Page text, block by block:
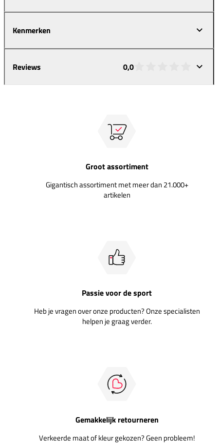
Kenmerken
Reviews 0,0
Groot assortiment
Gigantisch assortiment met meer dan 21.000+
artikelen
Passie voor de sport
Heb je vragen over onze producten? Onze specialisten
helpen je graag verder.
Gemakkelijk retourneren
Verkeerde maat of kleur gekozen? Geen probleem!